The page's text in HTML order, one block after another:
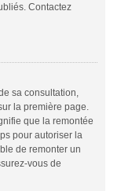
Contactez
sa consultation,
la première page.
que la remontée
pour autoriser la
de remonter un
vous de